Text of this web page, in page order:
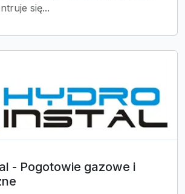
się...
- Pogotowie gazowe i